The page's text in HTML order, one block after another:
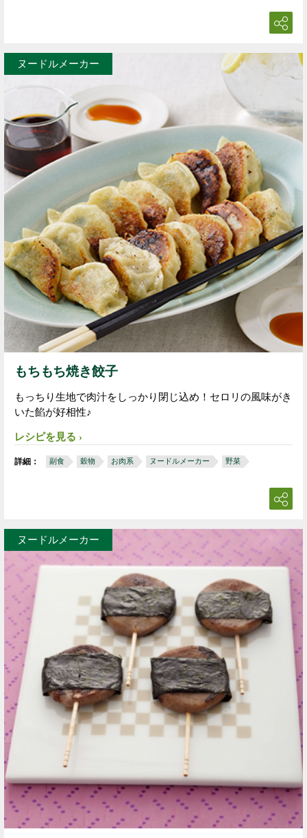
ヌードルメーカー
もちもち焼き餃子
もっちり生地で肉汁をしっかり閉じ込め！セロリの風味がき
いた餡が好相性♪
レシピを見る
詳細： 副食 穀物 お肉系 ヌードルメーカー 野菜
ヌードルメーカー